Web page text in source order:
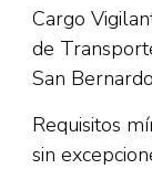
Cargo
de
San
Requisitos
sin